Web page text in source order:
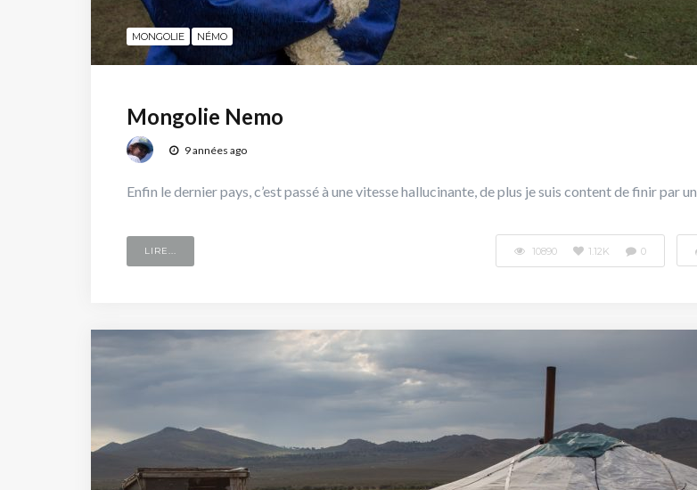
MONGOLIE NÉMO
Mongolie Nemo
9 années ago
Enfin le dernier pays, c’est passé à une vitesse hallucinante, de plus je suis content de finir par un
LIRE... 10890 1.12K 0